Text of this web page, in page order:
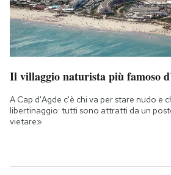
Il villaggio naturista più famoso
A Cap d'Agde c'è chi va per stare nudo e
libertinaggio: tutti sono attratti da un
vietare»